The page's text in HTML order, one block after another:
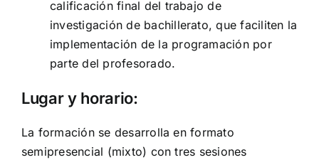
calificación final del trabajo de
investigación de bachillerato, que faciliten la
implementación de la programación por
parte del profesorado.
Lugar y horario:
La formación se desarrolla en formato
semipresencial (mixto) con tres sesiones